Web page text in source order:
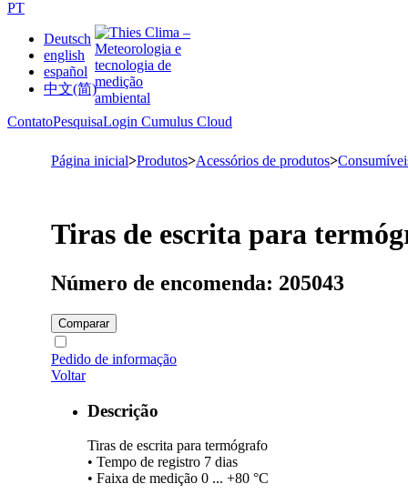
PT
Deutsch
english
español
中文(简)
ContatoPesquisaLogin Cumulus Cloud
Página inicial>Produtos>Acessórios de produtos>
Tiras de escrita para
Número de encomenda: 205043
Comparar
Pedido de informação
Voltar
Descrição
Tiras de escrita para termógrafo
• Tempo de registro 7 dias
• Faixa de medição 0 ... +80 °C